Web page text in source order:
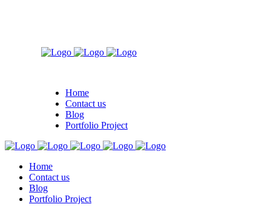
Home
Contact us
Blog
Portfolio Project
Home
Contact us
Blog
Portfolio Project